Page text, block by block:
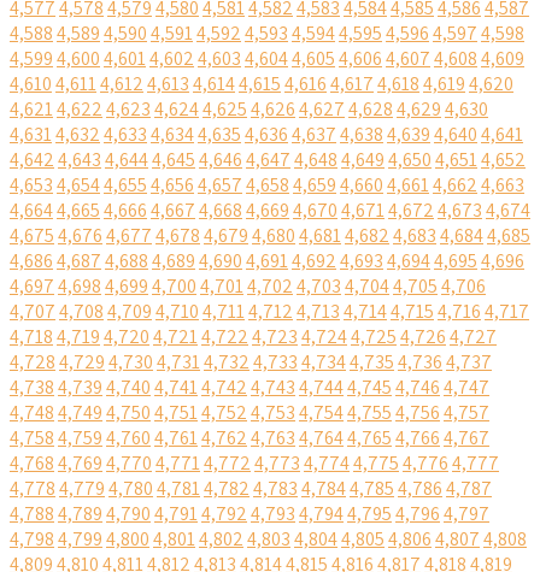
4,5774,5784,5794,5804,5814,5824,5834,5844,5854,5864,587
4,5884,5894,5904,5914,5924,5934,5944,5954,5964,5974,598
4,5994,6004,6014,6024,6034,6044,6054,6064,6074,6084,609
4,6104,6114,6124,6134,6144,6154,6164,6174,6184,6194,620
4,6214,6224,6234,6244,6254,6264,6274,6284,6294,630
4,6314,6324,6334,6344,6354,6364,6374,6384,6394,6404,641
4,6424,6434,6444,6454,6464,6474,6484,6494,6504,6514,652
4,6534,6544,6554,6564,6574,6584,6594,6604,6614,6624,663
4,6644,6654,6664,6674,6684,6694,6704,6714,6724,6734,674
4,6754,6764,6774,6784,6794,6804,6814,6824,6834,6844,685
4,6864,6874,6884,6894,6904,6914,6924,6934,6944,6954,696
4,6974,6984,6994,7004,7014,7024,7034,7044,7054,706
4,7074,7084,7094,7104,7114,7124,7134,7144,7154,7164,717
4,7184,7194,7204,7214,7224,7234,7244,7254,7264,727
4,7284,7294,7304,7314,7324,7334,7344,7354,7364,737
4,7384,7394,7404,7414,7424,7434,7444,7454,7464,747
4,7484,7494,7504,7514,7524,7534,7544,7554,7564,757
4,7584,7594,7604,7614,7624,7634,7644,7654,7664,767
4,7684,7694,7704,7714,7724,7734,7744,7754,7764,777
4,7784,7794,7804,7814,7824,7834,7844,7854,7864,787
4,7884,7894,7904,7914,7924,7934,7944,7954,7964,797
4,7984,7994,8004,8014,8024,8034,8044,8054,8064,8074,808
4,8094,8104,8114,8124,8134,8144,8154,8164,8174,8184,819